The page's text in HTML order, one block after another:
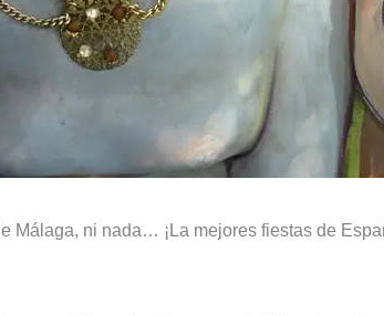
Málaga, ni nada… ¡La mejores fiestas de